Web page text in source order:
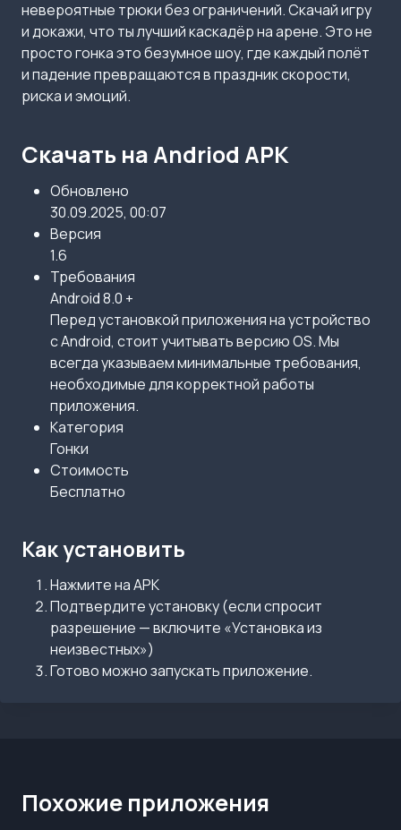
невероятные трюки без ограничений. Скачай игру
и докажи, что ты лучший каскадёр на арене. Это не
просто гонка это безумное шоу, где каждый полёт
и падение превращаются в праздник скорости,
риска и эмоций.
Скачать на Andriod APK
Обновлено
30.09.2025, 00:07
Версия
1.6
Требования
Android 8.0 +
Перед установкой приложения на устройство
с Android, стоит учитывать версию OS. Мы
всегда указываем минимальные требования,
необходимые для корректной работы
приложения.
Категория
Гонки
Стоимость
Бесплатно
Как установить
Нажмите на APK
Подтвердите установку (если спросит
разрешение — включите «Установка из
неизвестных»)
Готово можно запускать приложение.
Похожие приложения